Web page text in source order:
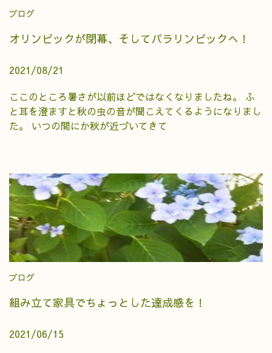
ブログ
オリンピックが閉幕、そしてパラリンピックへ！
2021/08/21
ここのところ暑さが以前ほどではなくなりましたね。 ふ
と耳を澄ますと秋の虫の音が聞こえてくるようになりまし
た。 いつの間にか秋が近づいてきて
ブログ
組み立て家具でちょっとした達成感を！
2021/06/15